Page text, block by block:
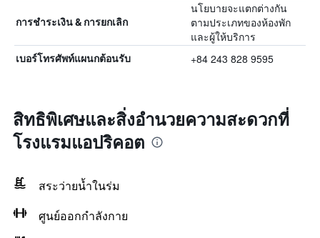
การชำระเงิน & การยกเลิก
นโยบายจะแตกต่างกัน
ตามประเภทของห้องพัก
และผู้ให้บริการ
เบอร์โทรศัพท์แผนกต้อนรับ +84 243 828 9595
สิทธิพิเศษและสิ่งอำนวยความสะดวกที่
โรงแรมแอปริคอต
สระว่ายน้ำในร่ม
ศูนย์ออกกำลังกาย